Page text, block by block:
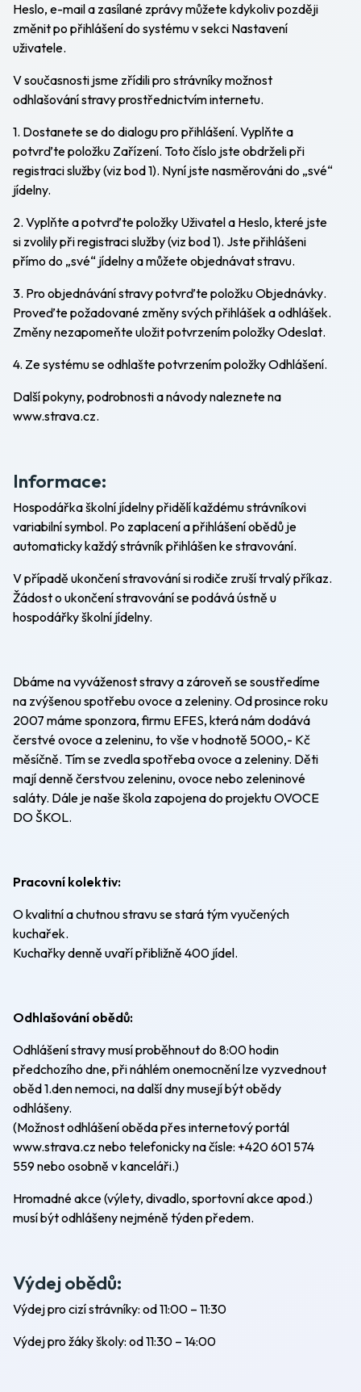
Heslo, e-mail a zasílané zprávy můžete kdykoliv později
změnit po přihlášení do systému v sekci Nastavení
uživatele.
V současnosti jsme zřídili pro strávníky možnost
odhlašování stravy prostřednictvím internetu.
1. Dostanete se do dialogu pro přihlášení. Vyplňte a
potvrďte položku Zařízení. Toto číslo jste obdrželi při
registraci služby (viz bod 1). Nyní jste nasměrováni do „své“
jídelny.
2. Vyplňte a potvrďte položky Uživatela Heslo, které jste
si zvolily při registraci služby (viz bod 1). Jste přihlášeni
přímo do „své“ jídelny a můžete objednávat stravu.
3. Pro objednávání stravy potvrďte položkuObjednávky.
Proveďte požadované změny svých přihlášek a odhlášek.
Změny nezapomeňte uložit potvrzením položkyOdeslat.
4. Ze systému se odhlašte potvrzením položkyOdhlášení.
Další pokyny, podrobnosti a návody naleznete na
www.strava.cz.
Informace:
Hospodářka školní jídelny přidělí každému strávníkovi
variabilní symbol. Po zaplacení a přihlášení obědů je
automaticky každý strávník přihlášen ke stravování.
V případě ukončení stravování si rodiče zruší trvalý příkaz.
Žádost o ukončení stravování se podává ústně u
hospodářky školní jídelny.
Dbáme na vyváženost stravy a zároveň se soustředíme
na zvýšenou spotřebu ovoce a zeleniny. Od prosince roku
2007 máme sponzora, firmu EFES, která nám dodává
čerstvé ovoce a zeleninu, to vše v hodnotě 5000,- Kč
měsíčně. Tím se zvedla spotřeba ovoce a zeleniny. Děti
mají denně čerstvou zeleninu, ovoce nebo zeleninové
saláty. Dále je naše škola zapojena do projektu OVOCE
DO ŠKOL.
Pracovní kolektiv:
O kvalitní a chutnou stravu se stará tým vyučených
kuchařek.
Kuchařky denně uvaří přibližně 400 jídel.
Odhlašování obědů:
Odhlášení stravy musí proběhnout do 8:00 hodin
předchozího dne, při náhlém onemocnění lze vyzvednout
oběd 1.den nemoci, na další dny musejí být obědy
odhlášeny.
(Možnost odhlášení oběda přes internetový portál
www.strava.cz nebo telefonicky na čísle: +420 601 574
559 nebo osobně v kanceláři.)
Hromadné akce (výlety, divadlo, sportovní akce apod.)
musí být odhlášeny nejméně týden předem.
Výdej obědů:
Výdej pro cizí strávníky: od 11:00 – 11:30
Výdej pro žáky školy: od 11:30 – 14:00